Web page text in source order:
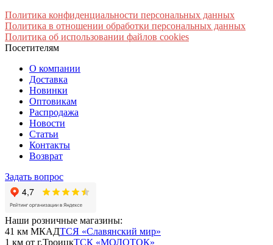
Политика конфиденциальности персональных данных
Политика в отношении обработки персональных данных
Политика об использовании файлов cookies
Посетителям
О компании
Доставка
Новинки
Оптовикам
Распродажа
Новости
Статьи
Контакты
Возврат
Задать вопрос
Наши розничные магазины:
41 км МКАДТСЯ «Славянский мир»
1 км от г.ТроицкТСК «МОЛОТОК»